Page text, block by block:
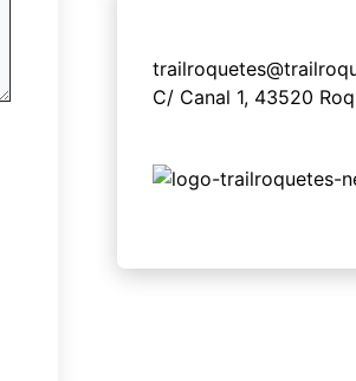
C/ Canal 1, 43520